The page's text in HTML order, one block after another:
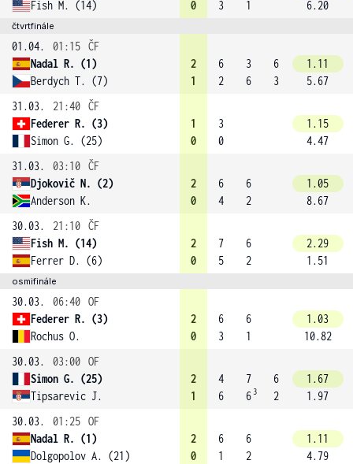
Fish M. (14)
0
3
1
6.20
čtvrtfinále
01.04. 01:15 ČF
Nadal R. (1)
Berdych T. (7)
2
1
6
2
3
6
6
3
1.11
5.67
31.03.
21:40 ČF
Federer R. (3)
Simon G. (25)
1
0
3
0
1.15
4.47
31.03.
03:10 ČF
Djokovič N. (2)
Anderson K.
2
0
6
4
6
2
1.05
8.67
30.03.
21:10 ČF
Fish M. (14)
Ferrer D. (6)
2
0
7
5
6
2
2.29
1.51
osmifinále
30.03. 06:40 OF
Federer R. (3)
Rochus O.
2
0
6
3
6
1
1.03
10.82
30.03.
03:00 OF
Simon G. (25)
Tipsarevic J.
2
1
4
6
7
6 3
6
2
1.67
1.97
30.03.
01:25 OF
Nadal R. (1)
Dolgopolov A. (21)
2
0
6
1
6
2
1.11
4.79